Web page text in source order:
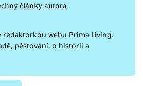
články autora
redaktorkou webu Prima Living.
pěstování, o historii a